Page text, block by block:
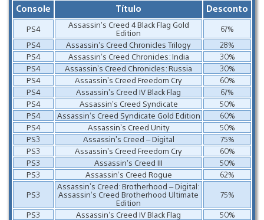
Console Título Desconto
PS4
Assassin’s Creed 4 Black Flag Gold
Edition
67%
PS4
Assassin’s Creed Chronicles Trilogy
28%
PS4
Assassin’s Creed Chronicles: India
30%
PS4
Assassin’s Creed Chronicles: Russia
30%
PS4
Assassin’s Creed Freedom Cry
60%
PS4
Assassin’s Creed IV Black Flag
67%
PS4
Assassin’s Creed Syndicate
50%
PS4
Assassin’s Creed Syndicate Gold Edition
60%
PS4
Assassin’s Creed Unity
50%
PS3
Assassin’s Creed – Digital
75%
PS3
Assassin’s Creed Freedom Cry
60%
PS3
Assassin’s Creed III
50%
PS3
Assassin’s Creed Rogue
62%
PS3
Assassin’s Creed: Brotherhood – Digital:
Assassin’s Creed Brotherhood Ultimate
Edition
75%
PS3
Assassin’s Creed IV Black Flag
50%